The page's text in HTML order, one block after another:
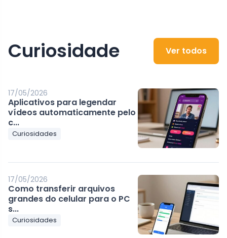
Curiosidade Ver todos
17/05/2026
Aplicativos para legendar
vídeos automaticamente pelo
c...
Curiosidades
17/05/2026
Como transferir arquivos
grandes do celular para o PC
s...
Curiosidades